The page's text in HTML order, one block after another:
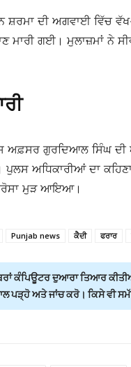
ਸ਼ਰਮਾ ਦੀ ਅਗਵਾਈ ਵਿੱਚ
ਮਾਰੀ ਗਈ। ਮੁਲਾਜ਼ਮਾਂ ਨੇ
ਅਫ਼ਸਰ ਗੁਰਦਿਆਲ ਸਿੰਘ ਦੀ
ਪੁਲਸ ਅਧਿਕਾਰੀਆਂ ਦਾ
ਮੁੜ ਆਇਆ।
Punjab news ਕੈਦੀ ਫਰਾਰ
ਕੰਪਿਊਟਰ ਦੁਆਰਾ ਤਿਆਰ
ਪੜ੍ਹੋ ਅਤੇ ਜਾਂਚ ਕਰੋ। ਕਿਸੇ ਵੀ